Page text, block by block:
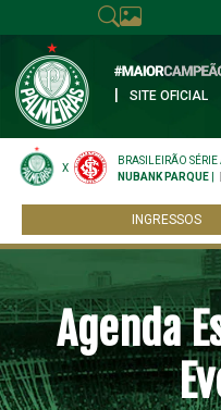
SITE OFICIAL
X
BRASILEIRÃO
NUBANK PARQUE
INGRESSOS
Agenda